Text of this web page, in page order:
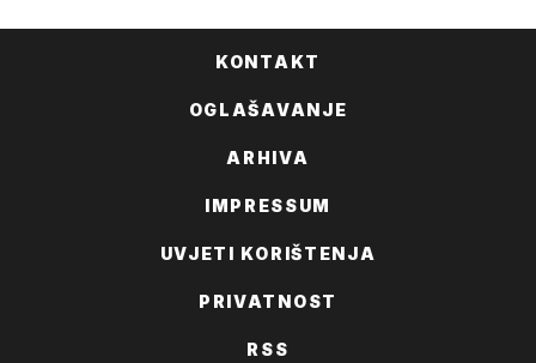
KONTAKT
OGLAŠAVANJE
ARHIVA
IMPRESSUM
UVJETI KORIŠTENJA
PRIVATNOST
RSS